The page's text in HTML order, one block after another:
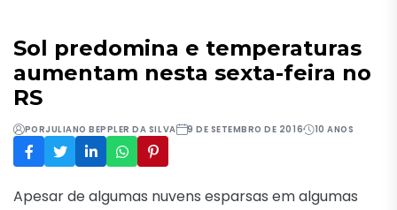
Sol predomina e temperaturas
aumentam nesta sexta-feira no
RS
PORJULIANO BEPPLER DA SILVA 9 DE SETEMBRO DE 2016 10 ANOS
Apesar de algumas nuvens esparsas em algumas